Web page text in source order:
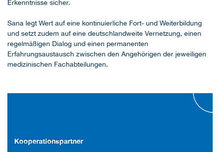
Erkenntnisse sicher.
Sana legt Wert auf eine kontinuierliche Fort- und Weiterbildung
und setzt zudem auf eine deutschlandweite Vernetzung, einen
regelmäßigen Dialog und einen permanenten
Erfahrungsaustausch zwischen den Angehörigen der jeweiligen
medizinischen Fachabteilungen.
Kooperationspartner